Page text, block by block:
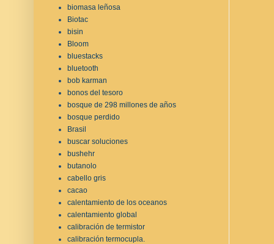
biomasa leñosa
Biotac
bisin
Bloom
bluestacks
bluetooth
bob karman
bonos del tesoro
bosque de 298 millones de años
bosque perdido
Brasil
buscar soluciones
bushehr
butanolo
cabello gris
cacao
calentamiento de los oceanos
calentamiento global
calibración de termistor
calibración termocupla.